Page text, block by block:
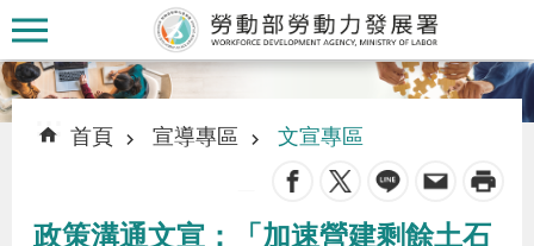
跳到主要內容區塊
:::
::: 首頁 宣導專區 文宣專區
政策溝通文宣：「加速營建剩餘土石